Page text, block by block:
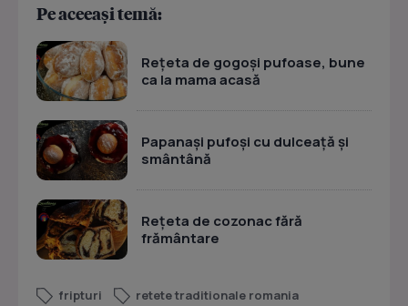
Pe aceeași temă:
Rețeta de gogoși pufoase, bune
ca la mama acasă
Papanași pufoși cu dulceață și
smântână
Rețeta de cozonac fără
frământare
fripturi retete traditionale romania